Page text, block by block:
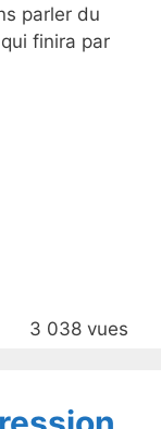
parler du
finira par
3 038 vues